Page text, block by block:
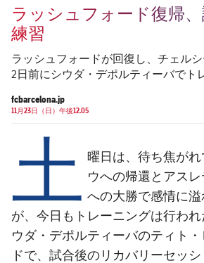
結果
順位表
スケジュール
チケット
結果
PLUSICON
LABEL.ARIA.PLUS
トップチーム
plusicon
label.aria.plus
スケジュール
結果
順位表
PLUSICON
LABEL.ARIA.PLUS
スケジュール
チケット
結果
ラッシュフォード復帰
練習
ラッシュフォードが回復し、チェル
2日前にシウダ・デポルティーバでト
fcbarcelona.jp
11月23日（日）午後12.05
土
曜日は、待ち焦が
ウへの帰還とアス
への大勝で感情に
が、今日もトレーニングは行わ
ウダ・デポルティーバのティト
ドで、試合後のリカバリーセッ